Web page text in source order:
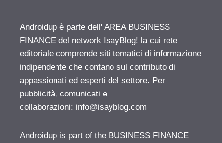
Androidup è parte dell' AREA BUSINESS
FINANCE del network IsayBlog! la cui rete
editoriale comprende siti tematici di informazione
indipendente che contano sul contributo di
appassionati ed esperti del settore. Per
pubblicità, comunicati e
collaborazioni: info@isayblog.com
Androidup is part of the BUSINESS FINANCE